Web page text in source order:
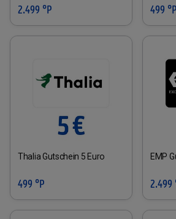
2.499 °P 499 °P
Thalia Gutschein 5 Euro
499 °P
EMP
2.499